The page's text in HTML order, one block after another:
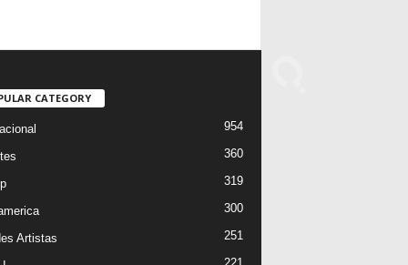
CATEGORY
954
360
319
300
Artistas 251